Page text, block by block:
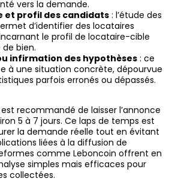
vers la demande.
et profil des candidats : l’étude des
d’identifier des locataires
le profil de locataire-cible
bien.
infirmation des hypothèses : ce
à une situation concrète, dépourvue
parfois erronés ou dépassés.
recommandé de laisser l’annonce
5 à 7 jours. Ce laps de temps est
la demande réelle tout en évitant
liées à la diffusion de
comme Leboncoin offrent en
simples mais efficaces pour
collectées.